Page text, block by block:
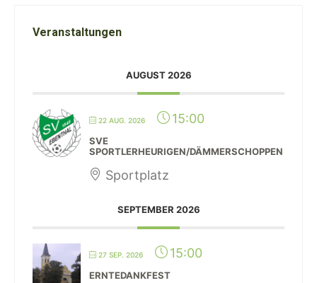
Veranstaltungen
AUGUST 2026
22 AUG. 2026 15:00
SVE
SPORTLERHEURIGEN/DÄMMERSCHOPPEN
Sportplatz
SEPTEMBER 2026
27 SEP. 2026 15:00
ERNTEDANKFEST